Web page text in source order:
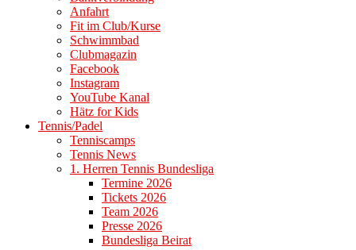
Anfahrt
Fit im Club/Kurse
Schwimmbad
Clubmagazin
Facebook
Instagram
YouTube Kanal
Hätz for Kids
Tennis/Padel
Tenniscamps
Tennis News
1. Herren Tennis Bundesliga
Termine 2026
Tickets 2026
Team 2026
Presse 2026
Bundesliga Beirat